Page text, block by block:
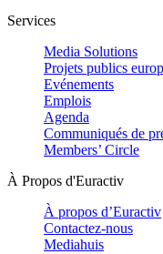
Services
Media Solutions
Projets publics
Evénements
Emplois
Agenda
Communiqués de
Members’ Circle
À Propos d'Euractiv
À propos d’Euractiv
Contactez-nous
Mediahuis